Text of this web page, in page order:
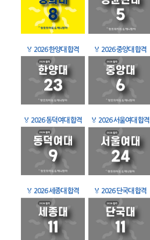
🏅 2026 한양대 합격 🏅 2026 중앙대 합격
🏅 2026 동덕여대 합격 🏅 2026 서울여대 합격
🏅 2026 세종대 합격 🏅 2026 단국대 합격